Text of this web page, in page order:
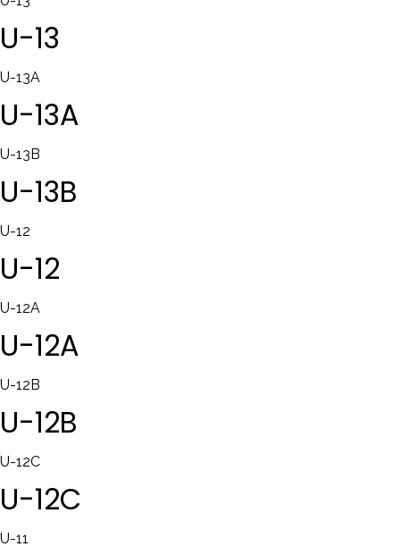
U-13
U-13A
U-13A
U-13B
U-13B
U-12
U-12
U-12A
U-12A
U-12B
U-12B
U-12C
U-12C
U-11